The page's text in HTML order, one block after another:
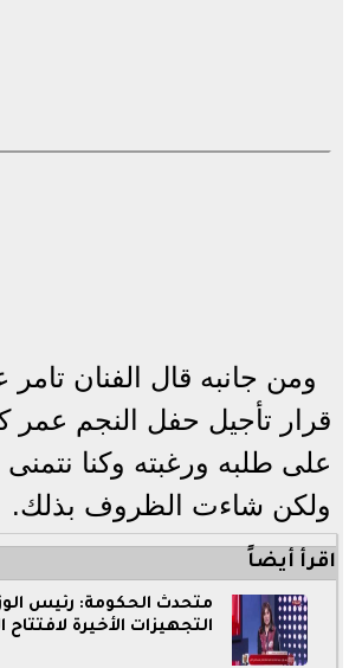
ومن جانبه قال الفنان تامر
قرار تأجيل حفل النجم عمر
على طلبه ورغبته وكنا
ولكن شاءت الظروف بذلك.
اقرأ أيضاً
متحدث الحكومة: رئيس
التجهيزات الأخيرة